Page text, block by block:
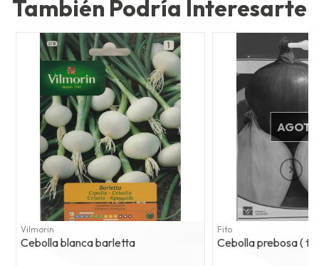
También Podría Interesarte
Vilmorin
Cebolla blanca barletta
Fito
Cebolla prebosa (